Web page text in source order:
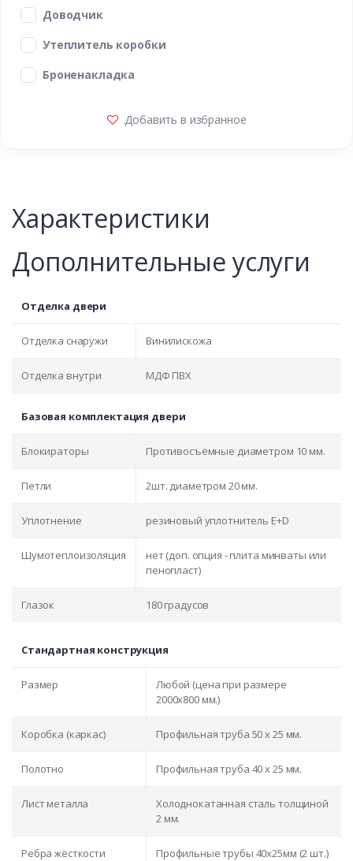
Доводчик
Утеплитель коробки
Броненакладка
Добавить в избранное
Характеристики
Дополнительные услуги
Отделка двери
Отделка снаружи Винилискожа
Отделка внутри МДФ ПВХ
Базовая комплектация двери
Блокираторы Противосъёмные диаметром 10 мм.
Петли 2шт. диаметром 20 мм.
Уплотнение резиновый уплотнитель E+D
Шумотеплоизоляция
нет (доп. опция - плита минваты или
пенопласт)
Глазок 180 градусов
Стандартная конструкция
Размер
Любой (цена при размере
2000x800 мм.)
Коробка (каркас) Профильная труба 50 х 25 мм.
Полотно Профильная труба 40 х 25 мм.
Лист металла
Холоднокатанная сталь толщиной
2 мм.
Ребра жёсткости Профильные трубы 40х25мм (2 шт.)